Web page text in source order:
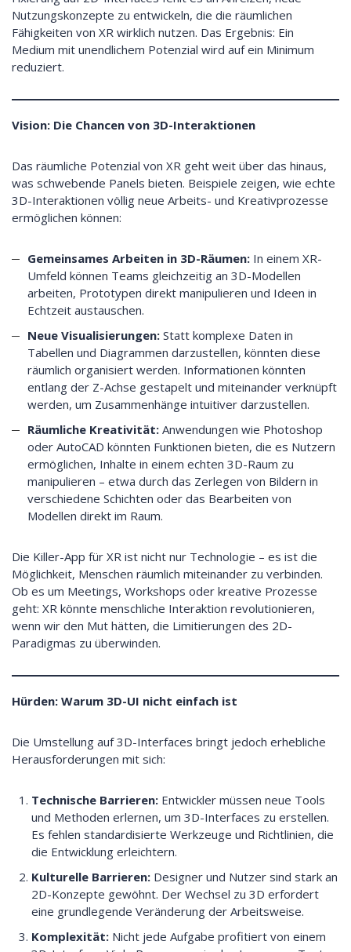
Nutzungskonzepte zu entwickeln, die die räumlichen
Fähigkeiten von XR wirklich nutzen. Das Ergebnis: Ein
Medium mit unendlichem Potenzial wird auf ein Minimum
reduziert.
Vision: Die Chancen von 3D-Interaktionen
Das räumliche Potenzial von XR geht weit über das hinaus,
was schwebende Panels bieten. Beispiele zeigen, wie echte
3D-Interaktionen völlig neue Arbeits- und Kreativprozesse
ermöglichen können:
Gemeinsames Arbeiten in 3D-Räumen: In einem XR-
Umfeld können Teams gleichzeitig an 3D-Modellen
arbeiten, Prototypen direkt manipulieren und Ideen in
Echtzeit austauschen.
Neue Visualisierungen: Statt komplexe Daten in
Tabellen und Diagrammen darzustellen, könnten diese
räumlich organisiert werden. Informationen könnten
entlang der Z-Achse gestapelt und miteinander verknüpft
werden, um Zusammenhänge intuitiver darzustellen.
Räumliche Kreativität: Anwendungen wie Photoshop
oder AutoCAD könnten Funktionen bieten, die es Nutzern
ermöglichen, Inhalte in einem echten 3D-Raum zu
manipulieren – etwa durch das Zerlegen von Bildern in
verschiedene Schichten oder das Bearbeiten von
Modellen direkt im Raum.
Die Killer-App für XR ist nicht nur Technologie – es ist die
Möglichkeit, Menschen räumlich miteinander zu verbinden.
Ob es um Meetings, Workshops oder kreative Prozesse
geht: XR könnte menschliche Interaktion revolutionieren,
wenn wir den Mut hätten, die Limitierungen des 2D-
Paradigmas zu überwinden.
Hürden: Warum 3D-UI nicht einfach ist
Die Umstellung auf 3D-Interfaces bringt jedoch erhebliche
Herausforderungen mit sich:
Technische Barrieren: Entwickler müssen neue Tools
und Methoden erlernen, um 3D-Interfaces zu erstellen.
Es fehlen standardisierte Werkzeuge und Richtlinien, die
die Entwicklung erleichtern.
Kulturelle Barrieren: Designer und Nutzer sind stark an
2D-Konzepte gewöhnt. Der Wechsel zu 3D erfordert
eine grundlegende Veränderung der Arbeitsweise.
Komplexität: Nicht jede Aufgabe profitiert von einem